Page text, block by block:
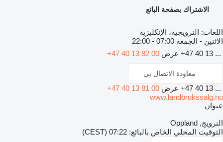
الاشتراك بصفحة البائع
اللغات: النرويجية، الإنكليزية
الاثنين - الجمعة 07:00 - 22:00
+47 40 13 ... عرض +47 40 13 82 00
معاودة الاتصال بي
+47 40 13 ... عرض +47 40 13 81 00
www.landbrukssalg.no
عنوان
النرويج, Oppland
التوقيت المحلي الخاص بالبائع: 07:22 (CEST)